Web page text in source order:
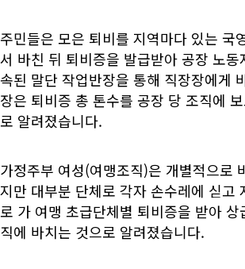
주민들은 모은 퇴비를 지역마다 있는 국
서 바친 뒤 퇴비증을 발급받아 공장 노동
속된 말단 작업반장을 통해 직장장에게
장은 퇴비증 총 톤수를 공장 당 조직에
로 알려졌습니다.
가정주부 여성(여맹조직)은 개별적으로
지만 대부분 단체로 각자 손수레에 싣고
로 가 여맹 초급단체별 퇴비증을 받아 상
직에 바치는 것으로 알려졌습니다.